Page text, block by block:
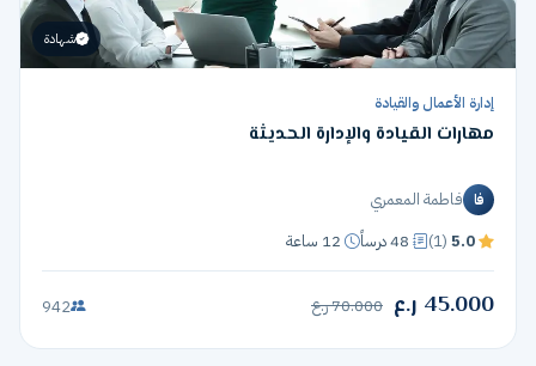
شهادة
إدارة الأعمال والقيادة
مهارات القيادة والإدارة الحديثة
فا
فاطمة المعمري
5.0
(1) 48 درساً 12 ساعة
45.000 ر.ع 70.000 ر.ع 942